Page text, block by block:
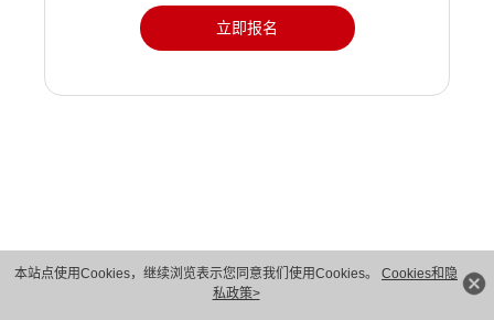
本站点使用Cookies，继续浏览表示您同意我们使用Cookies。 Cookies和隐
私政策>
立即报名
版权所有 © 华为技术有限公司 1998-2026。 保留一切权利。粤A2-20044005号
隐私保护
法律声明